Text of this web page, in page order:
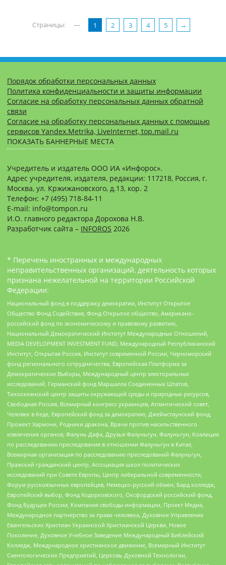
Страницы: — 1 2 3 4 5
Порядок обработки персональных данных
Политика конфиденциальности и защиты информации
Согласие на обработку персональных данных обратной
связи
Согласие на обработку персональных данных с помощью
сервисов Yandex.Metrika, LiveInternet, top.mail.ru
ПОКАЗАТЬ БАННЕРНЫЕ МЕСТА
Учредитель и издатель ООО ИА «Инфорос».
Адрес учредителя, издателя, редакции: 117218, Россия, г.
Москва, ул. Кржижановского, д.13, кор. 2
Телефон: +7 (495) 718-84-11
E-mail: info@tompon.ru
И.О. главного редактора Дорохова Н.В.
Разработчик сайта – INFOROS 2026
* Перечень иностранных и международных
неправительственных организаций, деятельность которых
признана нежелательной на территории Российской
Федерации:
Национальный фонд в поддержку демократии, Институт Открытое
Общество Фонд Содействия, Фонд Открытое общество, Американо-
российский фонд по экономическому и правовому развитию,
Национальный Демократический Институт Международных Отношений,
MEDIA DEVELOPMENT INVESTMENT FUND, Международный Республиканский
Институт, Открытая Россия, Институт современной России, Черноморский
фонд регионального сотрудничества, Европейская Платформа за
Демократические Выборы, Международный центр электоральных
исследований, Германский фонд Маршалла Соединенных Штатов,
Тихоокеанский центр защиты окружающей среды и природных ресурсов,
Свободная Россия, Всемирный конгресс украинцев, Атлантический совет,
Человек в беде, Европейский фонд за демократию, Джеймстаунский фонд,
Прожект Хармони, Родники дракона, Врачи против насильственного
извлечения органов, Фалунь Дафа, Друзья Фалуньгун, Фалуньгун, Коалиция
по расследованию преследования в отношении Фалуньгун в Китае,
Всемирная организация по расследованию преследований Фалуньгун,
Пражский гражданский центр, Ассоциация школ политических
исследований при Совете Европы, Центр либеральной современности,
Форум русскоязычных европейцев, Немецко-русский обмен, Бард колледж,
Европейский выбор, Фонд Ходорковского, Оксфордский российский фонд,
Фонд Будущее России, Компания свободы информации, Проект Медиа,
Международное партнерство за права человека, Духовное Управление
Евангельских Христиан Украинской Христианской Церкви, Новое
Поколение, Духовное Учебное Заведение Международный Библейский
Колледж, Международное христианское движение, Всемирный Институт
Саентологических Предприятий, Церковь Духовной Технологии,